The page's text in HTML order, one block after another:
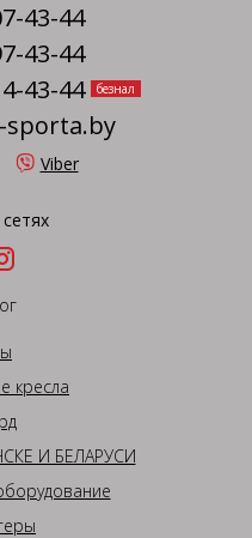
43-44
43-44
43-44
безнал
sporta.by
Viber
кресла
И БЕЛАРУСИ